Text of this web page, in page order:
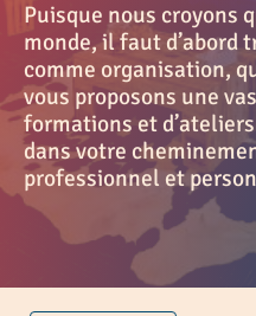
Puisque nous croyons
monde, il faut d’abord
comme organisation,
vous proposons une
formations et
dans votre
professionnel et
Offert par
Type
Conférence
Événement
Formation